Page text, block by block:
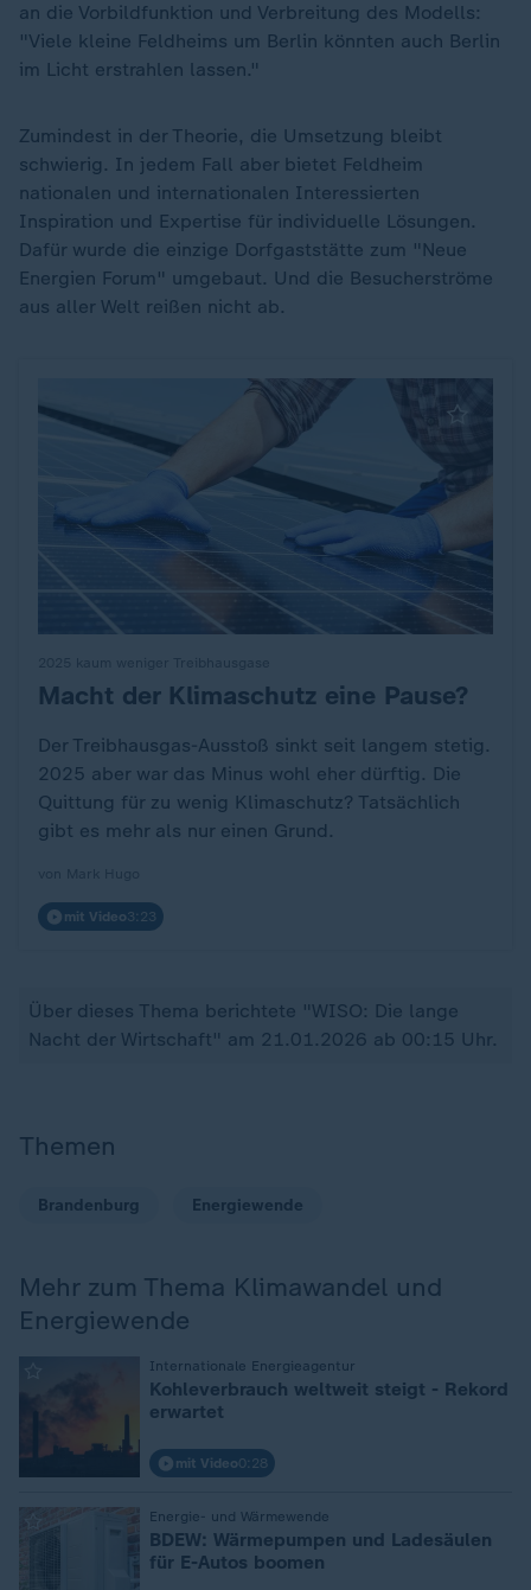
an die Vorbildfunktion und Verbreitung des Modells:
"Viele kleine Feldheims um Berlin könnten auch Berlin
im Licht erstrahlen lassen."
Zumindest in der Theorie, die Umsetzung bleibt
schwierig. In jedem Fall aber bietet Feldheim
nationalen und internationalen Interessierten
Inspiration und Expertise für individuelle Lösungen.
Dafür wurde die einzige Dorfgaststätte zum "Neue
Energien Forum" umgebaut. Und die Besucherströme
aus aller Welt reißen nicht ab.
:Macht der Klimaschutz eine Pause?
Der Treibhausgas-Ausstoß sinkt seit langem stetig.
2025 aber war das Minus wohl eher dürftig. Die
Quittung für zu wenig Klimaschutz? Tatsächlich
gibt es mehr als nur einen Grund.
mit Video3:23
Über dieses Thema berichtete "WISO: Die lange
Nacht der Wirtschaft" am 21.01.2026 ab 00:15 Uhr.
Themen
Brandenburg Energiewende
Mehr zum Thema Klimawandel und
Energiewende
Internationale Energieagentur
Kohleverbrauch weltweit steigt - Rekord
erwartet
mit Video0:28
Energie- und Wärmewende
BDEW: Wärmepumpen und Ladesäulen
für E-Autos boomen